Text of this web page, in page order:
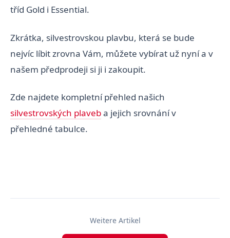
tříd Gold i Essential.
Zkrátka, silvestrovskou plavbu, která se bude
nejvíc líbit zrovna Vám, můžete vybírat už nyní a v
našem předprodeji si ji i zakoupit.
Zde najdete kompletní přehled našich
silvestrovských plaveba jejich srovnání v
přehledné tabulce.
Weitere Artikel